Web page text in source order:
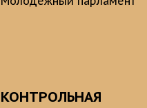
КОНТРОЛЬНАЯ